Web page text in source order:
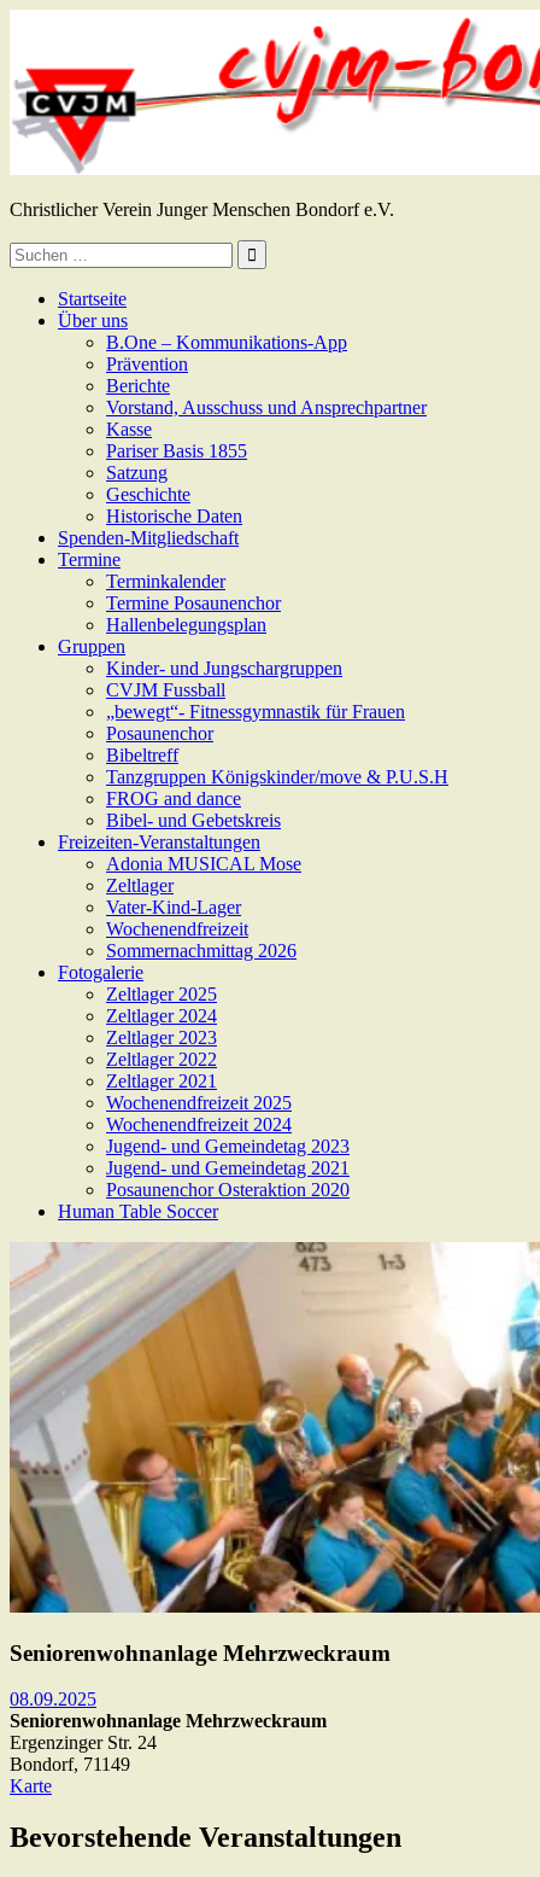
CVJM Bondorf e.V.
Christlicher Verein Junger Menschen Bondorf e.V.
Suche
nach:
Startseite
Über uns
B.One – Kommunikations-App
Prävention
Berichte
Vorstand, Ausschuss und Ansprechpartner
Kasse
Pariser Basis 1855
Satzung
Geschichte
Historische Daten
Spenden-Mitgliedschaft
Termine
Terminkalender
Termine Posaunenchor
Hallenbelegungsplan
Gruppen
Kinder- und Jungschargruppen
CVJM Fussball
„bewegt“- Fitnessgymnastik für Frauen
Posaunenchor
Bibeltreff
Tanzgruppen Königskinder/move & P.U.S.H
FROG and dance
Bibel- und Gebetskreis
Freizeiten-Veranstaltungen
Adonia MUSICAL Mose
Zeltlager
Vater-Kind-Lager
Wochenendfreizeit
Sommernachmittag 2026
Fotogalerie
Zeltlager 2025
Zeltlager 2024
Zeltlager 2023
Zeltlager 2022
Zeltlager 2021
Wochenendfreizeit 2025
Wochenendfreizeit 2024
Jugend- und Gemeindetag 2023
Jugend- und Gemeindetag 2021
Posaunenchor Osteraktion 2020
Human Table Soccer
Seniorenwohnanlage Mehrzweckraum
08.09.2025
Seniorenwohnanlage Mehrzweckraum
Ergenzinger Str. 24
Bondorf, 71149
KarteSeniorenwohnanlage
Bevorstehende Veranstaltungen